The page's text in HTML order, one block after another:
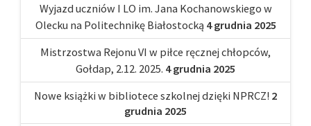
Wyjazd uczniów I LO im. Jana Kochanowskiego w
Olecku na Politechnikę Białostocką 4 grudnia 2025
Mistrzostwa Rejonu VI w piłce ręcznej chłopców,
Gołdap, 2.12. 2025. 4 grudnia 2025
Nowe książki w bibliotece szkolnej dzięki NPRCZ! 2
grudnia 2025